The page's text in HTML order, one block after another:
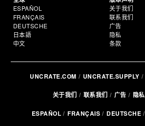
ESPAÑOL
FRANÇAIS
DEUTSCHE
日本語
中文
关于我们
联系我们
广告
隐私
条款
UNCRATE.COM UNCRATE.SUPPLY
关于我们 联系我们 广告 隐私
ESPAÑOL FRANÇAIS DEUTSCHE